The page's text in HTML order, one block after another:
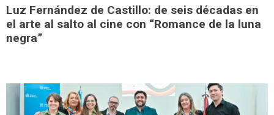
Luz Fernández de Castillo: de seis décadas en
el arte al salto al cine con “Romance de la luna
negra”